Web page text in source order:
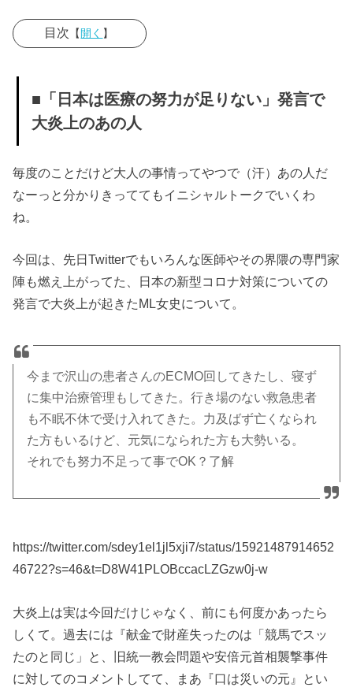
目次 【開く 】
足りない」発
言で大炎上の
» 【ML女史出
生図】
る太陽のアス
ペクト
■「日本は医療の努力が足りない」発言で
大炎上のあの人
毎度のことだけど大人の事情ってやつで（汗）あの人だ
なーっと分かりきっててもイニシャルトークでいくわ
ね。
今回は、先日Twitterでもいろんな医師やその界隈の専門家
陣も燃え上がってた、日本の新型コロナ対策についての
発言で大炎上が起きたML女史について。
今まで沢山の患者さんのECMO回してきたし、寝ず
に集中治療管理もしてきた。行き場のない救急患者
も不眠不休で受け入れてきた。力及ばず亡くなられ
た方もいるけど、元気になられた方も大勢いる。
それでも努力不足って事でOK？了解
https://twitter.com/sdey1el1jl5xji7/status/15921487914652
46722?s=46&t=D8W41PLOBccacLZGzw0j-w
大炎上は実は今回だけじゃなく、前にも何度かあったら
しくて。過去には『献金で財産失ったのは「競馬でスッ
たのと同じ」と、旧統一教会問題や安倍元首相襲撃事件
に対してのコメントしてて、まあ『口は災いの元』とい